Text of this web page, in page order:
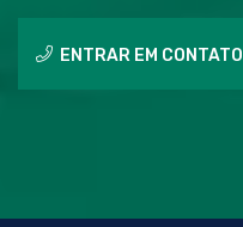
ENTRAR EM CONTATO